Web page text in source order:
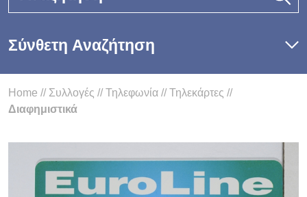
Σύνθετη Αναζήτηση
Home // Συλλογές //Τηλεφωνία //Τηλεκάρτες //
Διαφημιστικά